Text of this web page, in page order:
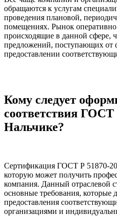
обращаются к услугам
проведения плановой,
помещениях. Рынок оперативно
происходящие в данной сфере,
предложений, поступающих от
предоставлении
Кому следует
соответствия ГОСТ
Нальчике?
Сертификация ГОСТ Р 51870-
которую может получить
компания. Данный отраслевой
основные требования, которые
предоставления
организациями и